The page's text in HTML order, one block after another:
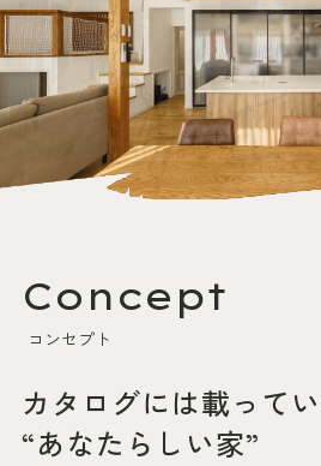
Concept
コンセプト
カタログには載ってい
“あなたらしい家”